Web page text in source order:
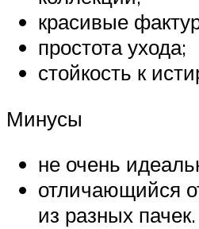
красивые
простота ухода;
стойкость к
Минусы
не очень
отличающийся
из разных пачек.